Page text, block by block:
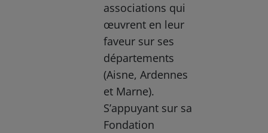
associations qui
œuvrent en leur
faveur sur ses
départements
(Aisne, Ardennes
et Marne).
S’appuyant sur sa
Fondation